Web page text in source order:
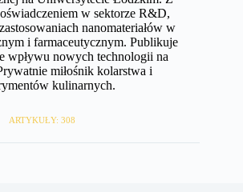
w sektorze R&D,
nanomateriałów w
i farmaceutycznym. Publikuje
wpływu nowych technologii na
miłośnik kolarstwa i
kulinarnych.
ARTYKUŁY: 308